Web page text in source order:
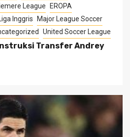
League
EROPA
Inggris
Major League Soccer
United Soccer League
Transfer Andrey